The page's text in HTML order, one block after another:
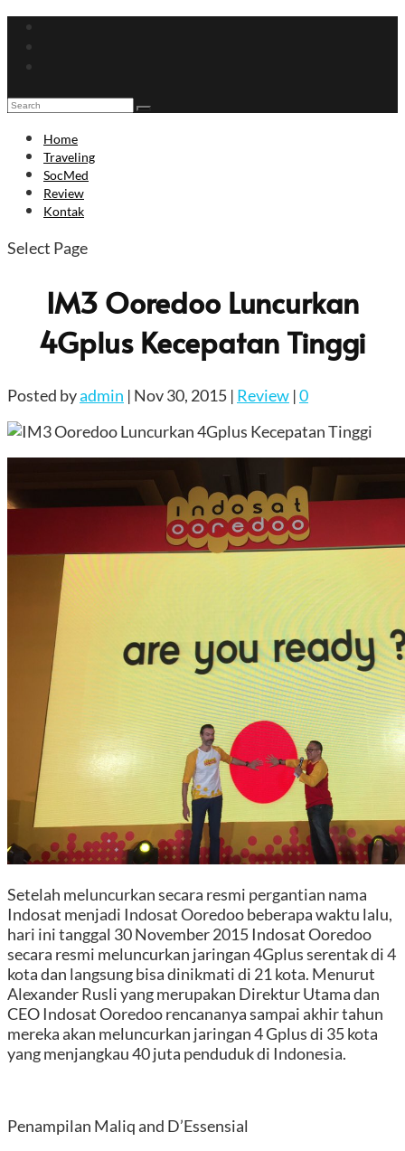
Home
Traveling
SocMed
Review
Kontak
Select Page
IM3 Ooredoo Luncurkan
4Gplus Kecepatan Tinggi
Posted byadmin | Nov 30, 2015 | Review |0
Setelah meluncurkan secara resmi pergantian nama
Indosat menjadi Indosat Ooredoo beberapa waktu lalu,
hari ini tanggal 30 November 2015 Indosat Ooredoo
secara resmi meluncurkan jaringan 4Gplus serentak di 4
kota dan langsung bisa dinikmati di 21 kota. Menurut
Alexander Rusli yang merupakan Direktur Utama dan
CEO Indosat Ooredoo rencananya sampai akhir tahun
mereka akan meluncurkan jaringan 4 Gplus di 35 kota
yang menjangkau 40 juta penduduk di Indonesia.
Penampilan Maliq and D’Essensial